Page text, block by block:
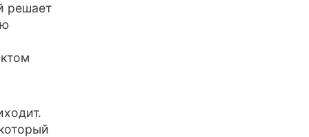
решает